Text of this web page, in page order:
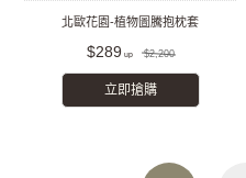
北歐花園-植物圖騰抱枕套
$289 $2,200
立即搶購